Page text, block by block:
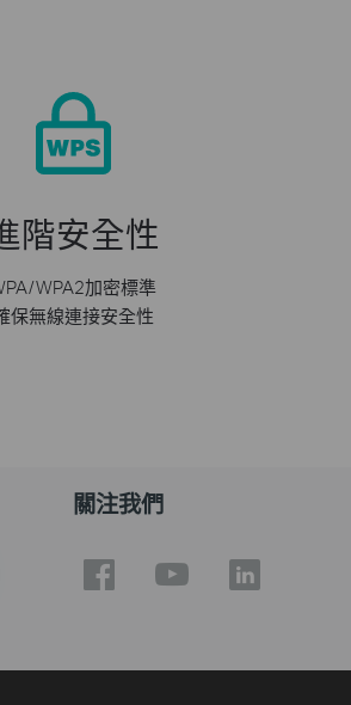
階安全性
WPA2加密標準
保無線連接安全性
關注我們